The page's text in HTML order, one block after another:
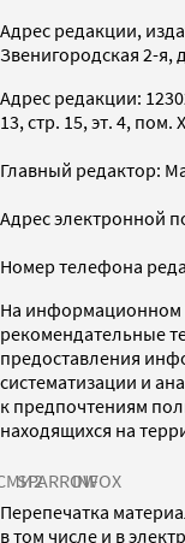
Адрес редакции,
Звенигородская 2-я,
Адрес редакции:
13, стр. 15, эт. 4, пом.
Главный редактор:
Адрес электронной
Номер телефона
На информационном
рекомендательные
предоставления
систематизации и
к предпочтениям
находящихся на
SPARROWINFOX
Перепечатка
в том числе и в